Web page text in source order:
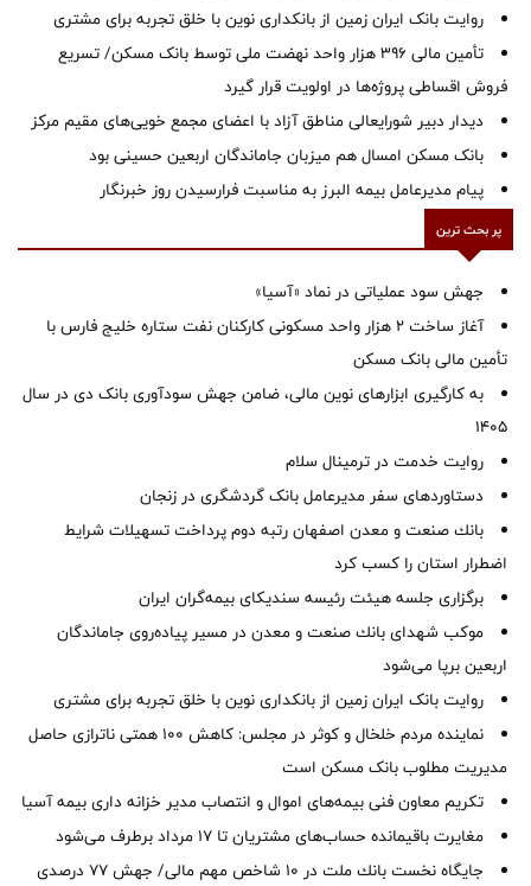
روایت بانک ایران زمین از بانکداری نوین با خلق تجربه برای مشتری
تأمین مالی ۳۹۶ هزار واحد نهضت ملی توسط بانک مسکن/ تسریع
فروش اقساطی پروژه‌ها در اولویت قرار گیرد
دیدار دبیر شورایعالی مناطق آزاد با اعضای مجمع خویی‌های مقیم مرکز
بانک مسکن امسال هم میزبان جاماندگان اربعین حسینی بود
پیام مدیرعامل بیمه البرز به مناسبت فرارسیدن روز خبرنگار
پر بحث ترین
جهش سود عملیاتی در نماد «آسیا»
آغاز ساخت ۲ هزار واحد مسکونی کارکنان نفت ستاره خلیج فارس با
تأمین مالی بانک مسکن
به کارگیری ابزارهای نوین مالی، ضامن جهش سودآوری بانک دی در سال
1405
روایت خدمت در ترمینال سلام
دستاوردهای سفر مدیرعامل بانک گردشگری در زنجان
بانك صنعت و معدن اصفهان رتبه دوم پرداخت تسهیلات شرایط
اضطرار استان را كسب كرد
برگزاری جلسه هیئت رئیسه سندیکای بیمه‌گران ایران
موكب شهدای بانك صنعت و معدن در مسیر پیاده‌روی جاماندگان
اربعین برپا می‌شود
روایت بانک ایران زمین از بانکداری نوین با خلق تجربه برای مشتری
نماینده مردم خلخال و کوثر در مجلس: کاهش ۱۰۰ همتی ناترازی حاصل
مدیریت مطلوب بانک مسکن است
تکریم معاون فنی بیمه‌های اموال و انتصاب مدیر خزانه داری بیمه آسیا
مغایرت‌ باقیمانده حساب‌های مشتریان تا ۱۷ مرداد برطرف می‌شود
جایگاه نخست بانك ملت در 10 شاخص مهم مالی/ جهش 77 درصدی